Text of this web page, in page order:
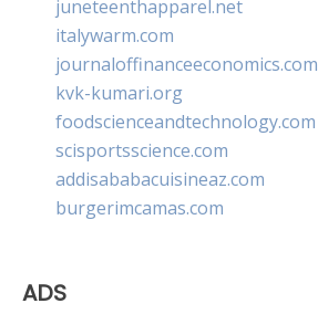
juneteenthapparel.net
italywarm.com
journaloffinanceeconomics.com
kvk-kumari.org
foodscienceandtechnology.com
scisportsscience.com
addisababacuisineaz.com
burgerimcamas.com
ADS